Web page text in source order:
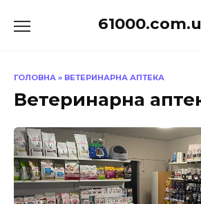
до
ГОЛОВНА » ВЕТЕРИНАРНА АПТЕКА
Ветеринарна